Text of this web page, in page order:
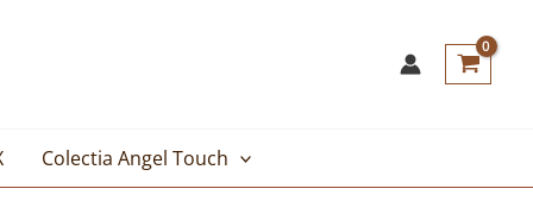
Colectia Angel Touch